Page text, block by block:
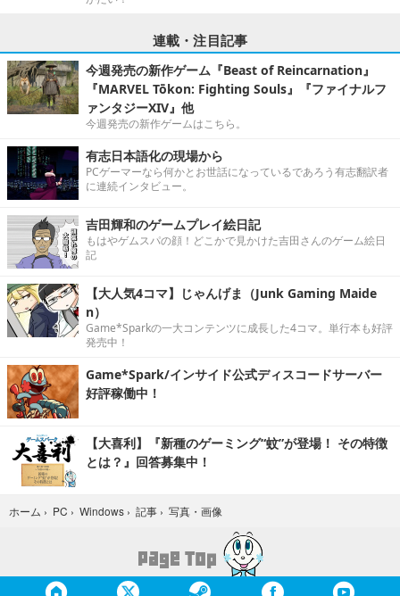
連載・注目記事
今週発売の新作ゲーム『Beast of Reincarnation』
『MARVEL Tōkon: Fighting Souls』『ファイナルフ
ァンタジーXIV』他
今週発売の新作ゲームはこちら。
有志日本語化の現場から
PCゲーマーなら何かとお世話になっているであろう有志翻訳者
に連続インタビュー。
吉田輝和のゲームプレイ絵日記
もはやゲムスパの顔！どこかで見かけた吉田さんのゲーム絵日
記
【大人気4コマ】じゃんげま（Junk Gaming Maide
n）
Game*Sparkの一大コンテンツに成長した4コマ。単行本も好評
発売中！
Game*Spark/インサイド公式ディスコードサーバー
好評稼働中！
【大喜利】『新種のゲーミング“蚊”が登場！ その特徴
とは？』回答募集中！
ホーム › PC › Windows › 記事 › 写真・画像